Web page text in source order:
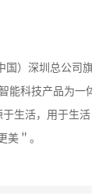
国）深圳总公
能科技产品为
生活，用于生
美＂。